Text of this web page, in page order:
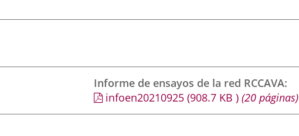
Informe de ensayos de la red RCCAVA
infoen20210925 (908.7 KB) (20 páginas)